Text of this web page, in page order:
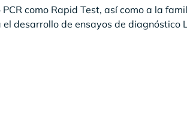
como Rapid Test, así como a la
desarrollo de ensayos de diagnóstico